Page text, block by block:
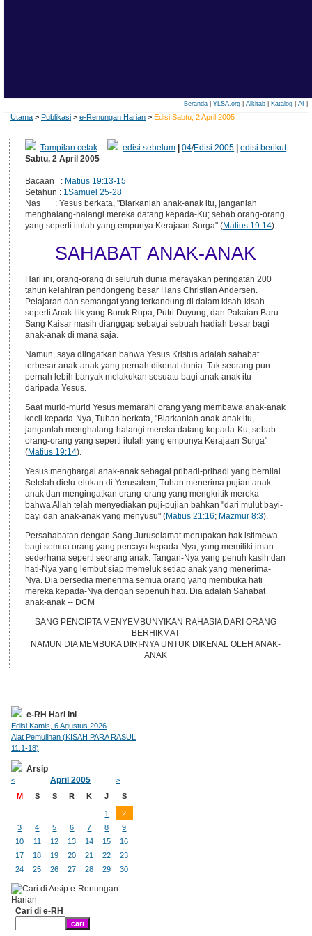
Beranda| YLSA.org| Alkitab| Katalog| AI
Utama > Publikasi > e-Renungan Harian > Edisi Sabtu, 2 April 2005
Tampilan cetak edisi sebelum |04/Edisi 2005 |edisi berikut
Sabtu, 2 April 2005
Bacaan : Matius 19:13-15
Setahun : 1Samuel 25-28
Nas : Yesus berkata, "Biarkanlah anak-anak itu, janganlah
menghalang-halangi mereka datang kepada-Ku; sebab orang-orang
yang seperti itulah yang empunya Kerajaan Surga" (Matius 19:14)
SAHABAT ANAK-ANAK
Hari ini, orang-orang di seluruh dunia merayakan peringatan 200
tahun kelahiran pendongeng besar Hans Christian Andersen.
Pelajaran dan semangat yang terkandung di dalam kisah-kisah
seperti Anak Itik yang Buruk Rupa, Putri Duyung, dan Pakaian Baru
Sang Kaisar masih dianggap sebagai sebuah hadiah besar bagi
anak-anak di mana saja.
Namun, saya diingatkan bahwa Yesus Kristus adalah sahabat
terbesar anak-anak yang pernah dikenal dunia. Tak seorang pun
pernah lebih banyak melakukan sesuatu bagi anak-anak itu
daripada Yesus.
Saat murid-murid Yesus memarahi orang yang membawa anak-anak
kecil kepada-Nya, Tuhan berkata, "Biarkanlah anak-anak itu,
janganlah menghalang-halangi mereka datang kepada-Ku; sebab
orang-orang yang seperti itulah yang empunya Kerajaan Surga"
(Matius 19:14).
Yesus menghargai anak-anak sebagai pribadi-pribadi yang bernilai.
Setelah dielu-elukan di Yerusalem, Tuhan menerima pujian anak-
anak dan mengingatkan orang-orang yang mengkritik mereka
bahwa Allah telah menyediakan puji-pujian bahkan "dari mulut bayi-
bayi dan anak-anak yang menyusu" (Matius 21:16; Mazmur 8:3).
Persahabatan dengan Sang Juruselamat merupakan hak istimewa
bagi semua orang yang percaya kepada-Nya, yang memiliki iman
sederhana seperti seorang anak. Tangan-Nya yang penuh kasih dan
hati-Nya yang lembut siap memeluk setiap anak yang menerima-
Nya. Dia bersedia menerima semua orang yang membuka hati
mereka kepada-Nya dengan sepenuh hati. Dia adalah Sahabat
anak-anak -- DCM
SANG PENCIPTA MENYEMBUNYIKAN RAHASIA DARI ORANG
BERHIKMAT
NAMUN DIA MEMBUKA DIRI-NYA UNTUK DIKENAL OLEH ANAK-
ANAK
e-RH Hari Ini
Edisi Kamis, 6 Agustus 2026
Alat Pemulihan (KISAH PARA RASUL
11:1-18)
Arsip
< April 2005
>
M
S S R K J S
1
2
3
4 5 6 7 8
9
10
11 12 13 14 15
16
17
18 19 20 21 22
23
24
25 26 27 28 29 30
Cari di e-RH